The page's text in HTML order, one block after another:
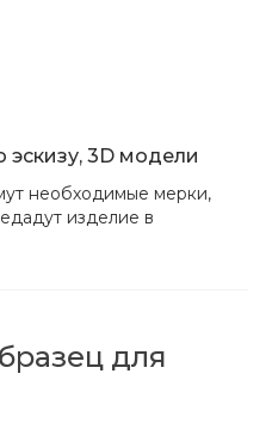
3D модели
необходимые мерки,
изделие в
для